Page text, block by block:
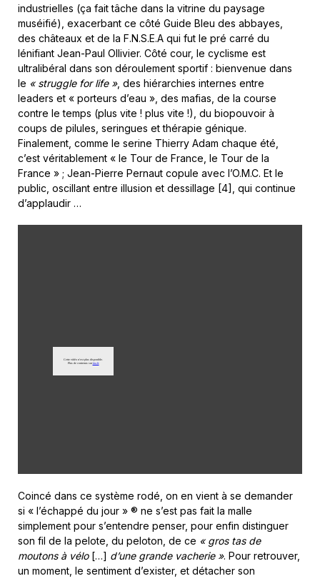
industrielles (ça fait tâche dans la vitrine du paysage
muséifié), exacerbant ce côté Guide Bleu des abbayes,
des châteaux et de la F.N.S.E.A qui fut le pré carré du
lénifiant Jean-Paul Ollivier. Côté cour, le cyclisme est
ultralibéral dans son déroulement sportif : bienvenue dans
le « struggle for life », des hiérarchies internes entre
leaders et « porteurs d’eau », des mafias, de la course
contre le temps (plus vite ! plus vite !), du biopouvoir à
coups de pilules, seringues et thérapie génique.
Finalement, comme le serine Thierry Adam chaque été,
c’est véritablement « le Tour de France, le Tour de la
France » ; Jean-Pierre Pernaut copule avec l’O.M.C. Et le
public, oscillant entre illusion et dessillage [4], qui continue
d’applaudir …
Coincé dans ce système rodé, on en vient à se demander
si « l’échappé du jour » ® ne s’est pas fait la malle
simplement pour s’entendre penser, pour enfin distinguer
son fil de la pelote, du peloton, de ce « gros tas de
moutons à vélo[…] d’une grande vacherie ». Pour retrouver,
un moment, le sentiment d’exister, et détacher son